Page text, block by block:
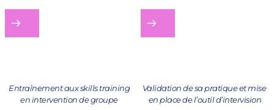
en intervention de groupe
Validation de sa pratique et mise
en place de l’outil d’intervision